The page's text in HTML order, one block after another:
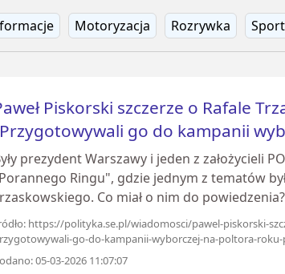
Motoryzacja Rozrywka Sport
Piskorski szczerze o Rafale
go do kampanii
prezydent Warszawy i jeden z założycieli
Ringu", gdzie jednym z tematów
Co miał o nim do powiedzenia?
https://polityka.se.pl/wiadomosci/pawel-piskorski-
go-do-kampanii-wyborczej-na-poltora-roku-
05-03-2026 11:07:07